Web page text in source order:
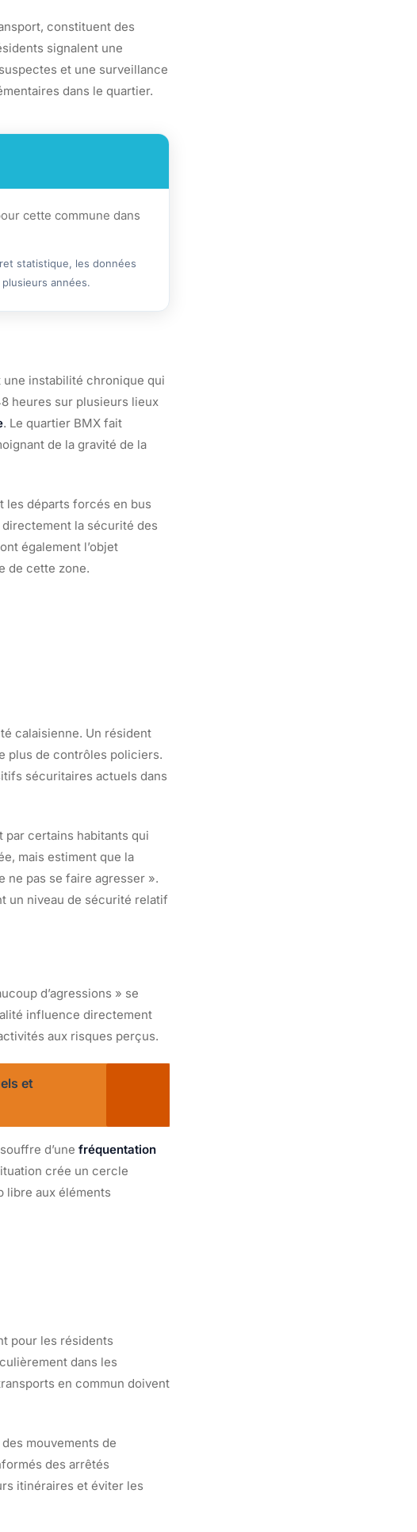
constituent des
signalent une
et une surveillance
dans le quartier.
cette commune dans
statistique, les données
années.
une instabilité chronique qui
heures sur plusieurs lieux
. Le quartier BMX fait
de la gravité de la
les départs forcés en bus
la sécurité des
également l’objet
de cette zone.
calaisienne. Un résident
plus de contrôles policiers.
sécuritaires actuels dans
par certains habitants qui
mais estiment que la
ne pas se faire agresser ».
un niveau de sécurité relatif
d’agressions » se
influence directement
aux risques perçus.
et
d’une fréquentation
crée un cercle
libre aux éléments
pour les résidents
dans les
en commun doivent
mouvements de
des arrêtés
itinéraires et éviter les